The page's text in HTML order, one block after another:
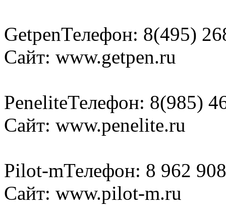
GetpenТелефон: 8(495)
Сайт: www.getpen.ru
PeneliteТелефон: 8(985)
Сайт: www.penelite.ru
Pilot-mТелефон: 8 962
Сайт: www.pilot-m.ru